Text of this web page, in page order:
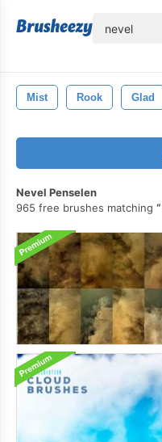
Mist Rook Glad
Nevel Penselen
965 free brushes matching